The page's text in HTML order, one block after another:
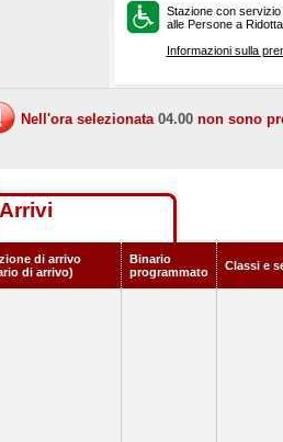
Stazione con
alle Persone a
Informazioni sulla
Nell'ora selezionata 04.00 non sono
Arrivi
di arrivo
di arrivo)
Binario
programmato
Classi e